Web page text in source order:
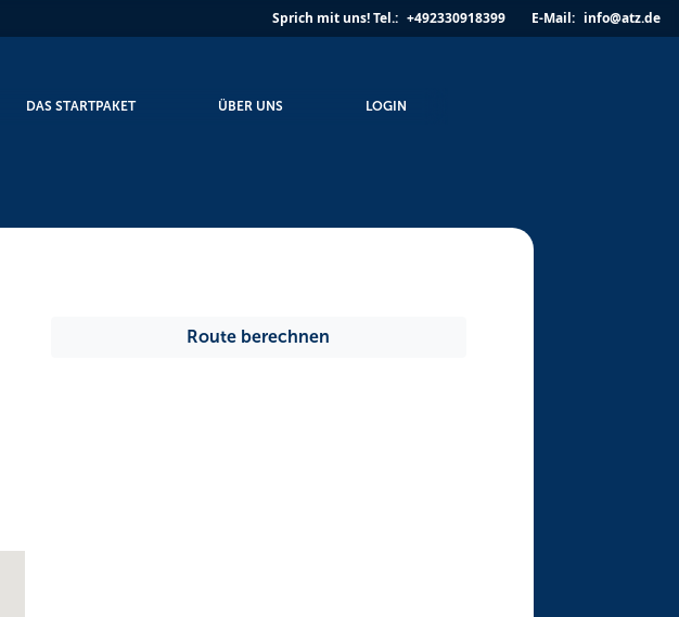
Sprich mit uns!Tel.: +492330918399 E-Mail: info@atz.de
DAS STARTPAKET ÜBER UNS LOGIN
Route berechnen